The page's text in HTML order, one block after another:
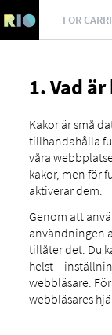
FOR
1. Vad
Kakor är små
tillhandahålla
våra
kakor, men för
aktiverar dem.
Genom att
användningen
tillåter det. Du
helst –
webbläsare.
webbläsares